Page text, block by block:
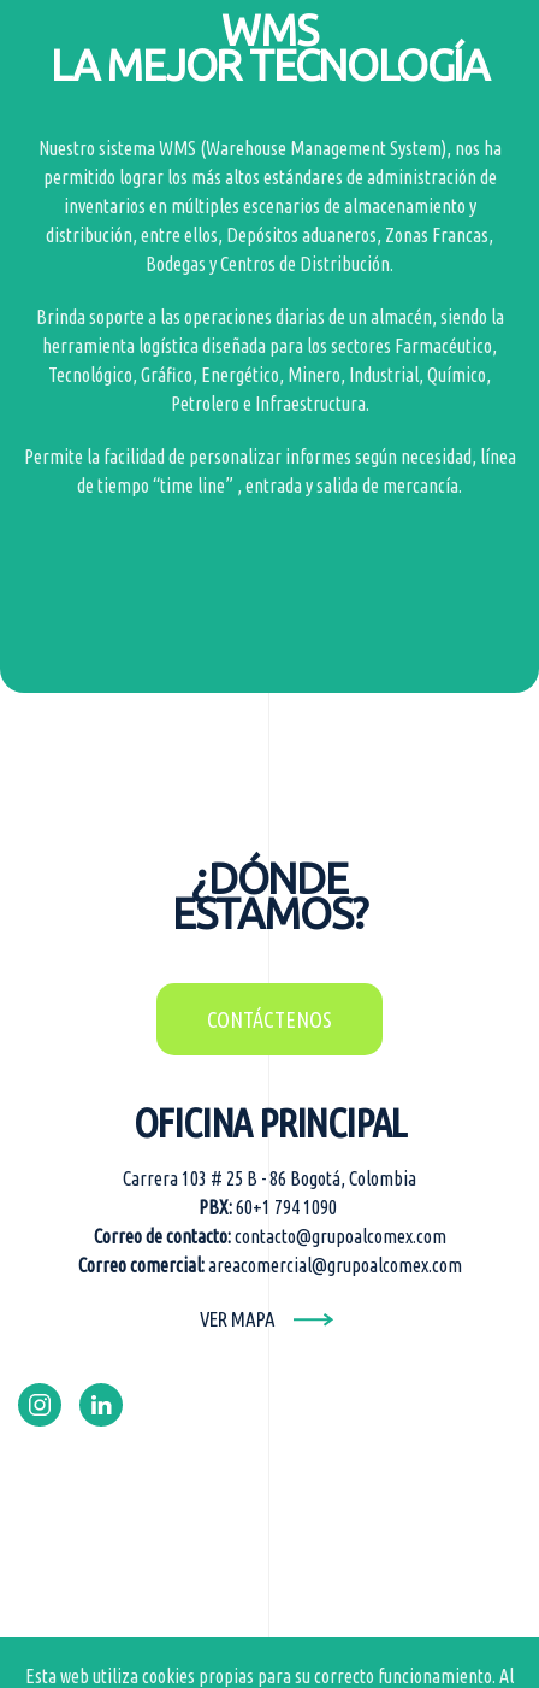
Esta web utiliza cookies propias para su correcto funcionamiento. Al
WMS
LA MEJOR TECNOLOGÍA
Nuestro sistema WMS (Warehouse Management System), nos ha
permitido lograr los más altos estándares de administración de
inventarios en múltiples escenarios de almacenamiento y
distribución, entre ellos, Depósitos aduaneros, Zonas Francas,
Bodegas y Centros de Distribución.
Brinda soporte a las operaciones diarias de un almacén, siendo la
herramienta logística diseñada para los sectores Farmacéutico,
Tecnológico, Gráfico, Energético, Minero, Industrial, Químico,
Petrolero e Infraestructura.
Permite la facilidad de personalizar informes según necesidad, línea
de tiempo “time line” , entrada y salida de mercancía.
¿DÓNDE
ESTAMOS?
CONTÁCTENOS
OFICINA PRINCIPAL
Carrera 103 # 25 B - 86 Bogotá, Colombia
PBX:60+1 794 1090
Correo de contacto:contacto@grupoalcomex.com
Correo comercial:areacomercial@grupoalcomex.com
VER MAPA